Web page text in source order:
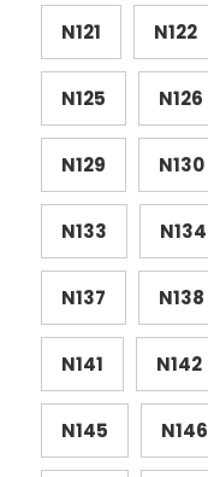
N121 N122
N125 N126
N129 N130
N133 N134
N137 N138
N141 N142
N145 N146